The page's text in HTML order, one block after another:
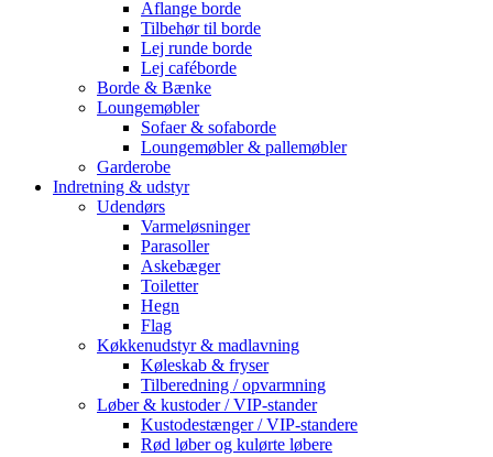
Aflange borde
Tilbehør til borde
Lej runde borde
Lej caféborde
Borde & Bænke
Loungemøbler
Sofaer & sofaborde
Loungemøbler & pallemøbler
Garderobe
Indretning & udstyr
Udendørs
Varmeløsninger
Parasoller
Askebæger
Toiletter
Hegn
Flag
Køkkenudstyr & madlavning
Køleskab & fryser
Tilberedning / opvarmning
Løber & kustoder / VIP-stander
Kustodestænger / VIP-standere
Rød løber og kulørte løbere